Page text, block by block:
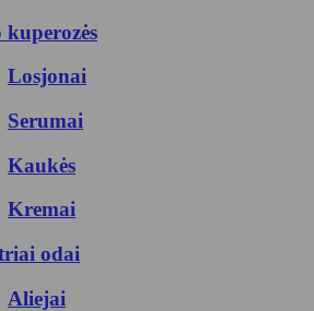
kuperozės
Losjonai
Serumai
Kaukės
Kremai
odai
Aliejai